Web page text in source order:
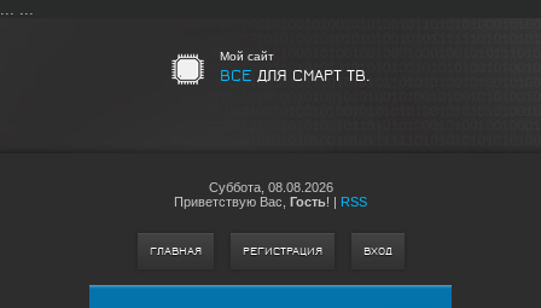
... ...
Мой сайт
ВСЕ ДЛЯ СМАРТ ТВ.
Суббота, 08.08.2026
Приветствую Вас Гость! | RSS
ГЛАВНАЯ РЕГИСТРАЦИЯ ВХОД